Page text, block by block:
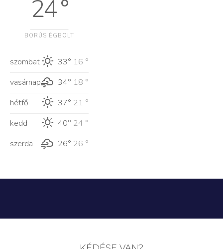
24 °
BORÚS ÉGBOLT
szombat 33° 16 °
vasárnap
34° 18 °
hétfő
37° 21 °
kedd
40° 24 °
szerda
26° 26 °